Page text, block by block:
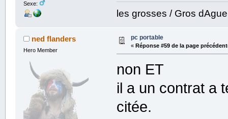
Sexe:
les grosses / Gros
ned flanders
Hero Member
pc portable
« Réponse #59 de la page
non ET
il a un contrat a
citée.